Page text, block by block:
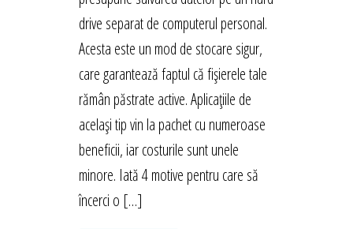
drive separat de computerul personal.
Acesta este un mod de stocare sigur,
care garantează faptul că fișierele tale
rămân păstrate active. Aplicațiile de
același tip vin la pachet cu numeroase
beneficii, iar costurile sunt unele
minore. Iată 4 motive pentru care să
încerci o […]